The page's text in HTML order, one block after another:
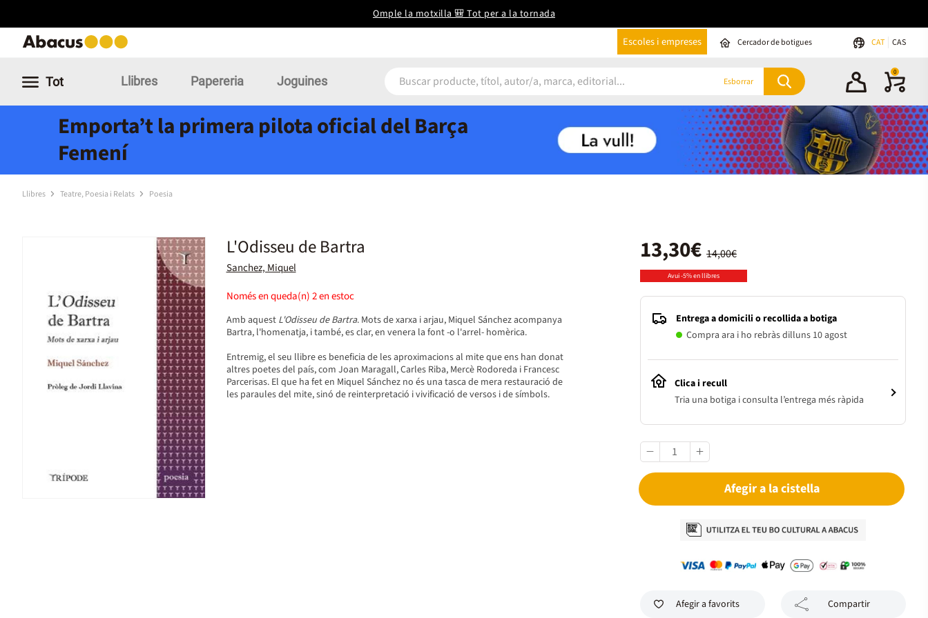
Omple la motxilla 🎒 Tot per a la tornada
Escoles i empreses Cercador de botigues CAT CAS
Tot Llibres Papereria Joguines Esborrar
0
Emporta’t la primera pilota oficial del Barça
Femení
Llibres Teatre, Poesia i Relats Poesia
L'Odisseu de Bartra
Sanchez, Miquel
Només en queda(n)2en estoc
Amb aquest L'Odisseu de Bartra. Mots de xarxa i arjau, Miquel Sánchez acompanya
Bartra, l'homenatja, i també, es clar, en venera la font -o l'arrel- homèrica.
Entremig, el seu llibre es beneficia de les aproximacions al mite que ens han donat
altres poetes del país, com Joan Maragall, Carles Riba, Mercè Rodoreda i Francesc
Parcerisas. El que ha fet en Miquel Sánchez no és una tasca de mera restauració de
les paraules del mite, sinó de reinterpretació i vivificació de versos i de símbols.
14,00€
13,30€
Avui -5% en llibres
Entrega a domicili o recollida a botiga
Compra ara i ho rebràs dilluns 10 agost
Clica i recull
Tria una botiga i consulta l’entrega més ràpida
Afegir a la cistella
Afegir a favorits Compartir